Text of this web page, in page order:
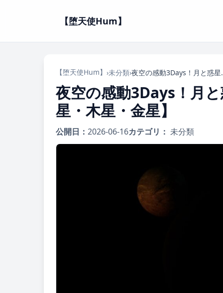
【堕天使Hum】
【堕天使Hum】 ›未分類› 夜空の感動
夜空の感動3Days！月
星・木星・金星】
公開日： 2026-06-16カテゴリ： 未分類